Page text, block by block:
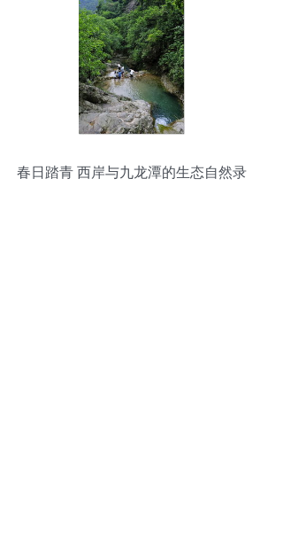
春日踏青 西岸与九龙潭的生态自然录